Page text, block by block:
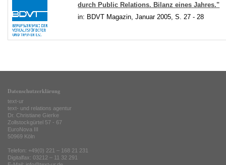
durch Public Relations. Bilanz eines Jahres."
in: BDVT Magazin, Januar 2005, S. 27 - 28
Datenschutzerklärung
text-ur
text- und relations agentur
Dr. Christiane Gierke
Zollstockgürtel 57 - 67
EuroNova III
50969 Köln
Telefon: +49(0) 221 – 168 21 231
Digitalfax: 03212 – 11 32 291